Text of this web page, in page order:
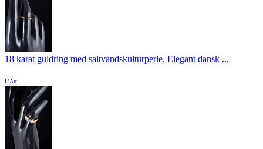
18 karat guldring med saltvandskulturperle. Elegant dansk ...
L'Art